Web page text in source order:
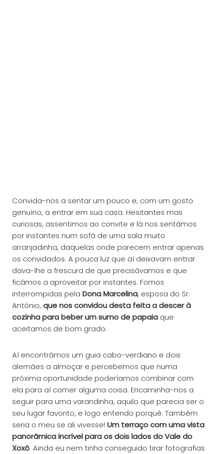
Convida-nos a sentar um pouco e, com um gosto
genuíno, a entrar em sua casa. Hesitantes mas
curiosas, assentimos ao convite e lá nos sentámos
por instantes num sofá de uma sala muito
arranjadinha, daquelas onde parecem entrar apenas
os convidados. A pouca luz que aí deixavam entrar
dava-lhe a frescura de que precisávamos e que
ficámos a aproveitar por instantes. Fomos
interrompidas pela Dona Marcelina, esposa do Sr.
António, que nos convidou desta feita a descer à
cozinha para beber um sumo de papaia que
aceitamos de bom grado.
Aí encontrámos um guia cabo-verdiano e dois
alemães a almoçar e percebemos que numa
próxima oportunidade poderíamos combinar com
ela para aí comer alguma coisa. Encaminha-nos a
seguir para uma varandinha, aquilo que parecia ser o
seu lugar favorito, e logo entendo porquê. Também
seria o meu se ali vivesse! Um terraço com uma vista
panorâmica incrível para os dois lados do Vale do
Xoxô. Ainda eu nem tinha conseguido tirar fotografias